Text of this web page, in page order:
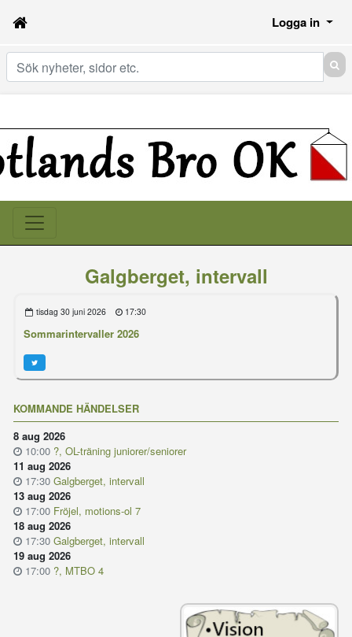
Logga in
Sök
KOMMANDE HÄNDELSER
8 aug 2026
10:00 ?, OL-träning juniorer/seniorer
11 aug 2026
17:30 Galgberget, intervall
13 aug 2026
17:00 Fröjel, motions-ol 7
18 aug 2026
17:30 Galgberget, intervall
19 aug 2026
17:00 ?, MTBO 4
Galgberget, intervall
tisdag 30 juni 2026 17:30
Sommarintervaller 2026